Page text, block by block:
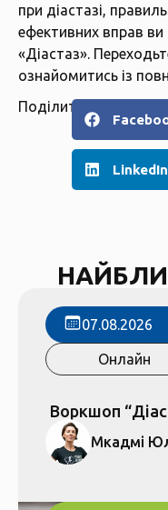
при діастазі,
ефективних вправ ви
«Діастаз».
ознайомитись із
Поділитися
LinkedIn
07.08.2026
Онлайн
Воркшоп
Мкадмі